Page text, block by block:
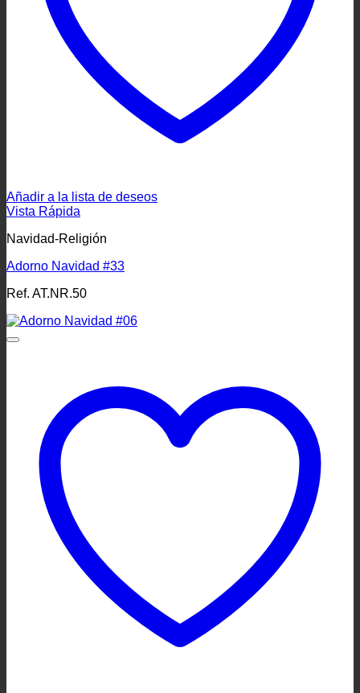
Añadir a la lista de deseos
Vista Rápida
Navidad-Religión
Adorno Navidad #33
Ref. AT.NR.50